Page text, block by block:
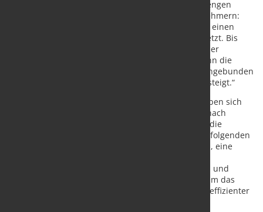
zukommt. Staufen-Berater Falk rät daher zu einer engen
Abstimmung zwischen Zulieferbetrieben und Abnehmern:
„Die deutsche Industrie steht stark unter Druck für einen
grünen Wandel und hat sich selbst hohe Ziele gesetzt. Bis
2030 will jeder zweite Maschinen- und Anlagenbauer
klimaneutral arbeiten. Dies kann nur gelingen, wenn die
Zulieferkette fest in die Nachhaltigkeitsstrategie eingebunden
wird und die interne Transformationsbereitschaft steigt.“
Im Zusammenspiel mit den Zulieferbetrieben ergeben sich
zahlreiche Möglichkeiten für eine Transformation nach
ökologischen Vorgaben. Aktuell konzentrieren sich die
Unternehmen dabei nach eigener Aussage auf die folgenden
Ansatzpunkte: gemeinsame Verpackungsstrategien, eine
gemeinsame Forschungsprojekte. „Diese Initiativen und
weitere Projekte müssen vorangetrieben werden, um das
Zusammenspiel zwischen den einzelnen Akteuren effizienter